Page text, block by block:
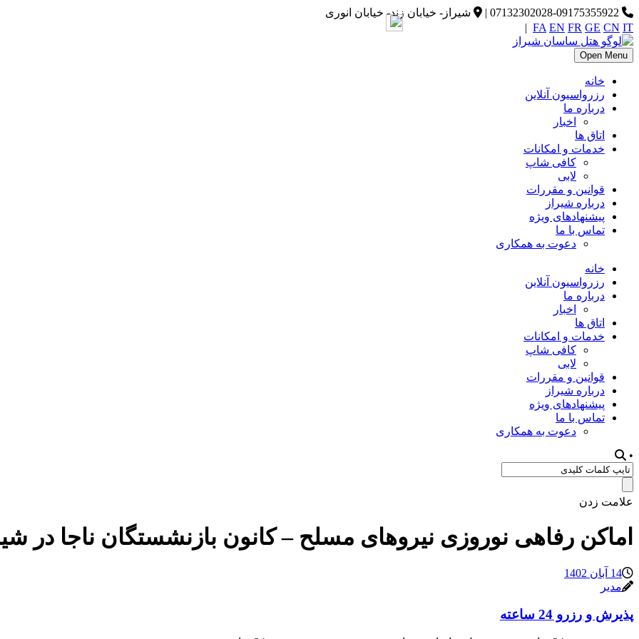
|
شیراز- خیابان زند- خیابان انوری
FA EN FR GE CN IT
|
Open Menu
خانه
رزرواسیون آنلاین
درباره ما
اخبار
اتاق ها
خدمات و امکانات
کافی شاپ
لابی
قوانین و مقررات
درباره شیراز
پیشنهادهای ویژه
تماس با ما
دعوت به همکاری
خانه
رزرواسیون آنلاین
درباره ما
اخبار
اتاق ها
خدمات و امکانات
کافی شاپ
لابی
قوانین و مقررات
درباره شیراز
پیشنهادهای ویژه
تماس با ما
دعوت به همکاری
•
علامت زدن
اماکن رفاهی نوروزی نیروهای مسلح – کانون بازنشستگان ناجا در
14 آبان 1402
مدیر
پذیرش و رزرو 24 ساعته